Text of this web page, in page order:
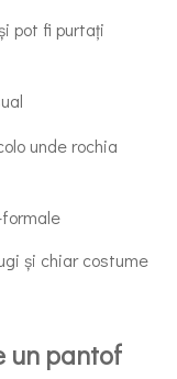
pot fi purtați
unde rochia
și chiar costume
un pantof